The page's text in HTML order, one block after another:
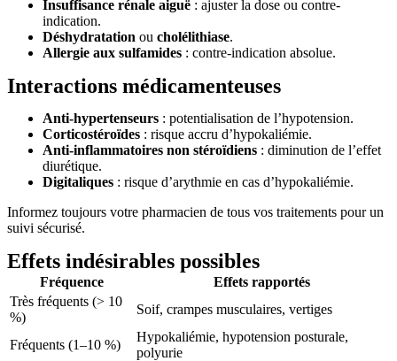
Insuffisance rénale aiguë : ajuster la dose ou contre-
indication.
Déshydratation ou cholélithiase.
Allergie aux sulfamides : contre-indication absolue.
Interactions médicamenteuses
Anti-hypertenseurs : potentialisation de l’hypotension.
Corticostéroïdes : risque accru d’hypokaliémie.
Anti-inflammatoires non stéroïdiens : diminution de l’effet
diurétique.
Digitaliques : risque d’arythmie en cas d’hypokaliémie.
Informez toujours votre pharmacien de tous vos traitements pour un
suivi sécurisé.
Effets indésirables possibles
Fréquence
Effets rapportés
Très fréquents (> 10
%)
Soif, crampes musculaires, vertiges
Fréquents (1–10 %)
Hypokaliémie, hypotension posturale,
polyurie